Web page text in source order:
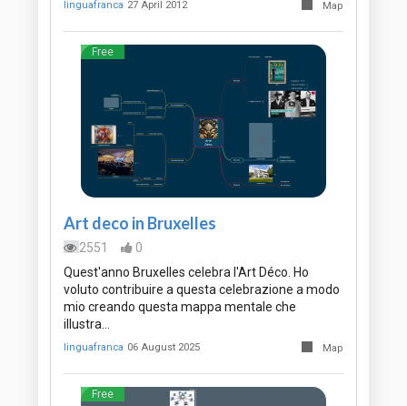
linguafranca 27 April 2012 Map
Free
Art deco in Bruxelles
2551
0
Quest'anno Bruxelles celebra l'Art Déco. Ho
voluto contribuire a questa celebrazione a modo
mio creando questa mappa mentale che
illustra…
linguafranca 06 August 2025 Map
Free